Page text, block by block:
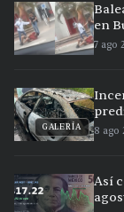
en
7 ago
GALERÍA 8 ago
Así